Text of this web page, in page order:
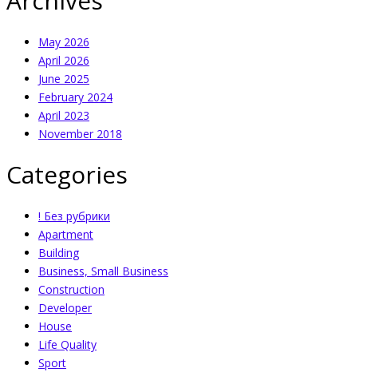
May 2026
April 2026
June 2025
February 2024
April 2023
November 2018
Categories
! Без рубрики
Apartment
Building
Business, Small Business
Construction
Developer
House
Life Quality
Sport